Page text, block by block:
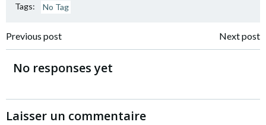
Tags: No Tag
Post
navigation
Previous post Next post
No responses yet
Laisser un commentaire